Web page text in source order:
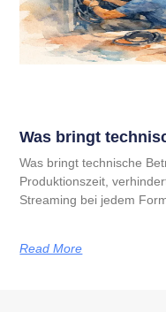
Was bringt
Was bringt technische
Produktionszeit,
Streaming bei jedem
Read More